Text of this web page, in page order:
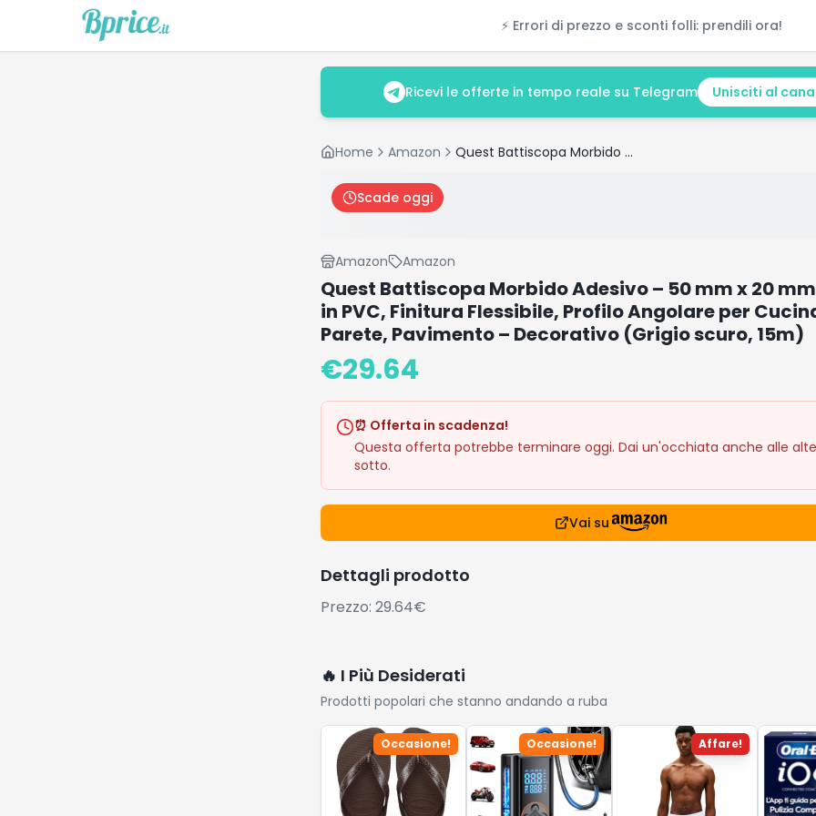
⚡ Errori di prezzo e sconti folli: prendili ora!
Ricevi le offerte in tempo reale su Telegram Unisciti al
Home Amazon Quest Battiscopa Morbido Adesivo – 50 mm x 20 mm – Listello in PVC, Finitura Flessibile, Profilo Angolare per Cucina, Bagno, Parete, Pavimento – Decorativo (Grigio scuro, 15m)
Scade oggi
Amazon Amazon
Quest Battiscopa Morbido Adesivo – 50 mm x 20
in PVC, Finitura Flessibile, Profilo Angolare per
Parete, Pavimento – Decorativo (Grigio scuro, 15m)
€29.64
⏰ Offerta in scadenza!
Questa offerta potrebbe terminare oggi. Dai un'occhiata anche alle
sotto.
Vai su
Dettagli prodotto
Prezzo: 29.64€
🔥 I Più Desiderati
Prodotti popolari che stanno andando a ruba
Occasione! Occasione! Affare!